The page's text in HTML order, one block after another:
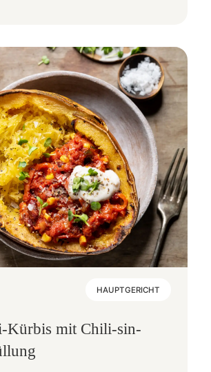
HAUPTGERICHT
Kürbis mit Chili-sin-